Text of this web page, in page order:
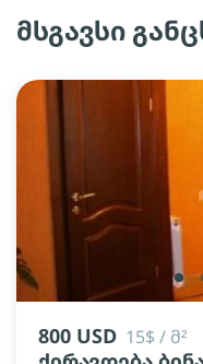
მსგავსი
lens
800 USD 15$ / მ²